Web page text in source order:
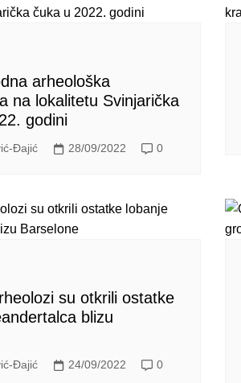
arheološka
na lokalitetu Svinjarička
godini
Đajić 28/09/2022 0
su otkrili ostatke
blizu
Đajić 24/09/2022 0